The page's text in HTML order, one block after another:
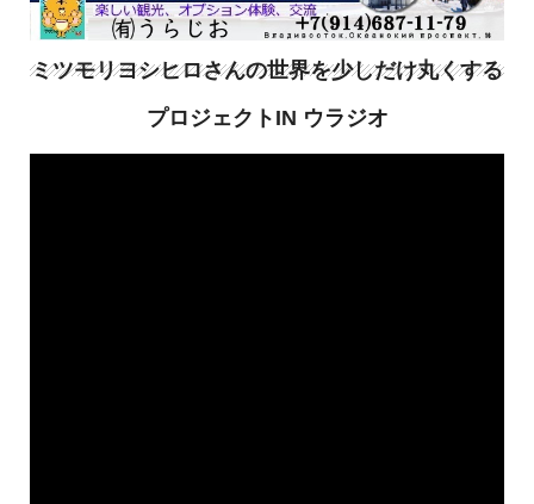
ミツモリヨシヒロさんの世界を少しだけ丸くする
プロジェクトIN ウラジオ